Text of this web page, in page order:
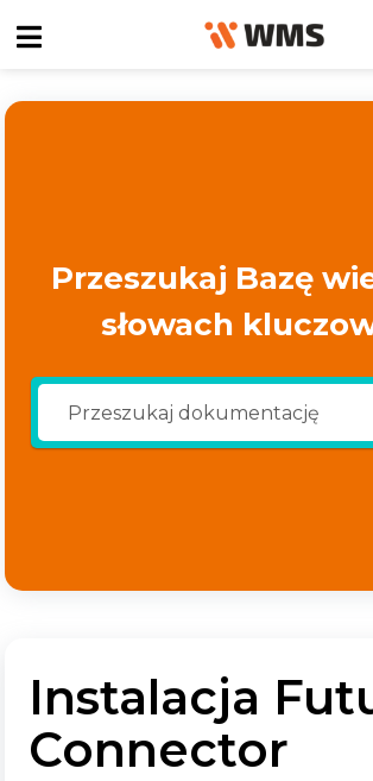
Przeszukaj Bazę
słowach
Instalacja
Connector